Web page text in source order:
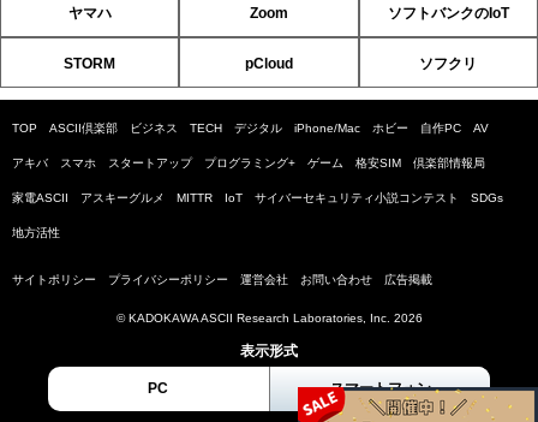
ヤマハ Zoom ソフトバンクのIoT
STORM pCloud ソフクリ
TOP ASCII倶楽部 ビジネス TECH デジタル iPhone/Mac ホビー 自作PC AV
アキバ スマホ スタートアップ プログラミング+ ゲーム 格安SIM 倶楽部情報局
家電ASCII アスキーグルメ MITTR IoT サイバーセキュリティ小説コンテスト SDGs
地方活性
サイトポリシー プライバシーポリシー 運営会社 お問い合わせ 広告掲載
© KADOKAWA ASCII Research Laboratories, Inc. 2026
表示形式
PC スマートフォン